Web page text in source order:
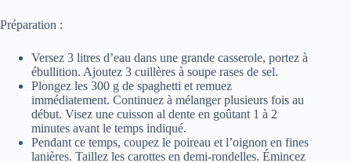
Préparation :
Versez 3 litres d’eau dans une grande casserole, portez à
ébullition. Ajoutez 3 cuillères à soupe rases de sel.
Plongez les 300 g de spaghetti et remuez
immédiatement. Continuez à mélanger plusieurs fois au
début. Visez une cuisson al dente en goûtant 1 à 2
minutes avant le temps indiqué.
Pendant ce temps, coupez le poireau et l’oignon en fines
lanières. Taillez les carottes en demi-rondelles. Émincez